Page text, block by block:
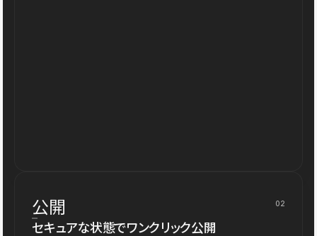
公開 02
セキュアな状態でワンクリック公開